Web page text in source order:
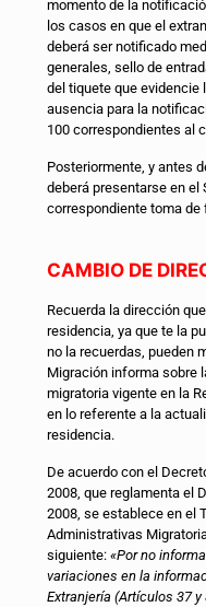
momento de la
los casos en que el
deberá ser notificado
generales, sello de
del tiquete que
ausencia para la
100 correspondientes al
Posteriormente, y antes
deberá presentarse en el
correspondiente toma de
CAMBIO DE
Recuerda la dirección
residencia, ya que te la
no la recuerdas, pueden
Migración informa sobre
migratoria vigente en la
en lo referente a la
residencia.
De acuerdo con el
2008, que reglamenta el
2008, se establece en el
Administrativas
siguiente: «Por no
variaciones en la
Extranjería (Artículos 37 y